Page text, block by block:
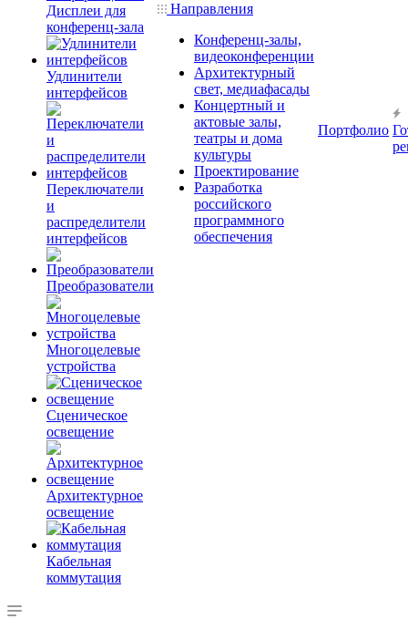
Дисплеи для
конференц-зала
Удлинители
интерфейсов
Переключатели
и
распределители
интерфейсов
Преобразователи
Многоцелевые
устройства
Сценическое
освещение
Архитектурное
освещение
Кабельная
коммутация
Направления
Конференц-залы,
видеоконференции
Архитектурный
свет, медиафасады
Концертный и
актовые залы,
театры и дома
культуры
Проектирование
Разработка
российского
программного
обеспечения
Портфолио